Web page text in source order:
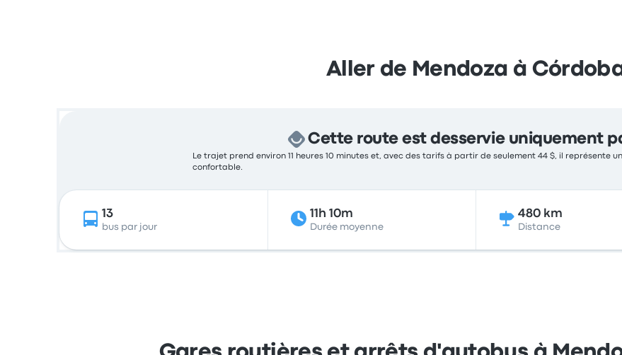
Aller de Mendoza à
Cette route est desservie uniquement
Le trajet prend environ 11 heures 10 minutes et, avec des tarifs à partir de seulement 44 $, il représente
confortable.
13
bus par jour
11h 10m
Durée moyenne
480 km
Distance